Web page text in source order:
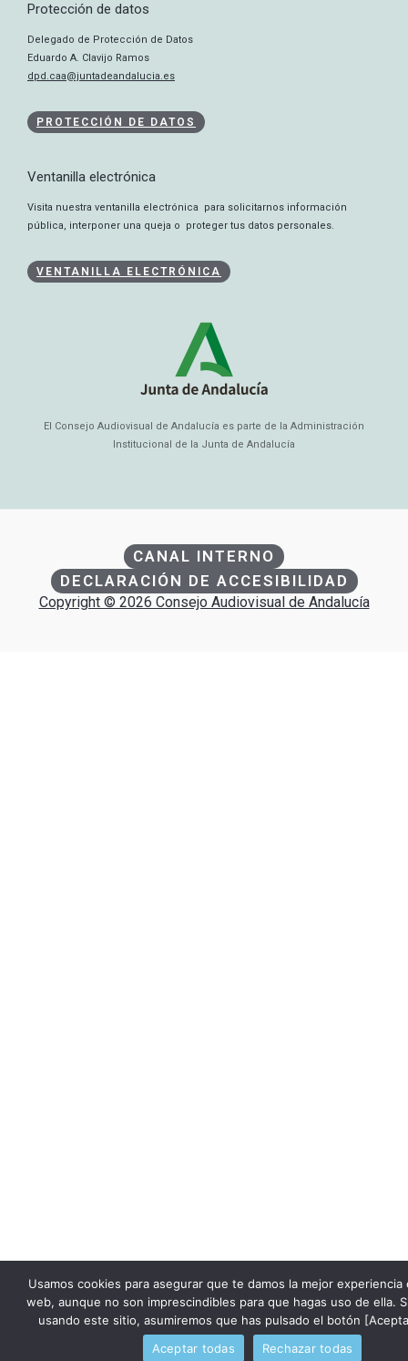
Protección de datos
Delegado de Protección de Datos
Eduardo A. Clavijo Ramos
dpd.caa@juntadeandalucia.es
PROTECCIÓN DE DATOS
Ventanilla electrónica
Visita nuestra ventanilla electrónica para solicitarnos información
pública, interponer una queja o proteger tus datos personales.
VENTANILLA ELECTRÓNICA
El Consejo Audiovisual de Andalucía es parte de la Administración
Institucional de la Junta de Andalucía
CANAL INTERNO
DECLARACIÓN DE ACCESIBILIDAD
Copyright © 2026 Consejo Audiovisual de Andalucía
Usamos cookies para asegurar que te damos la mejor experiencia
web, aunque no son imprescindibles para que hagas uso de ella.
usando este sitio, asumiremos que has pulsado el botón
Aceptar todas
Rechazar todas